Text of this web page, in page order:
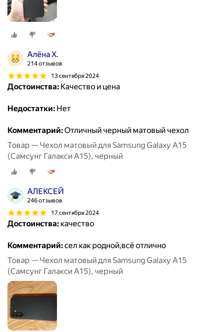
Алёна Х.
214 отзывов
13 сентября 2024
Достоинства: Качество и цена
Недостатки: Нет
Комментарий:Отличный черный матовый чехол
Товар — Чехол матовый для Samsung Galaxy A15
(Самсунг Галакси А15), черный
АЛЕКСЕЙ
246 отзывов
17 сентября 2024
Достоинства: качество
Комментарий:сел как родной,всё отлично
Товар — Чехол матовый для Samsung Galaxy A15
(Самсунг Галакси А15), черный